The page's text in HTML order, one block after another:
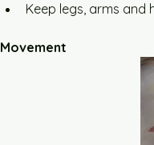
Keep legs, arms
Movement